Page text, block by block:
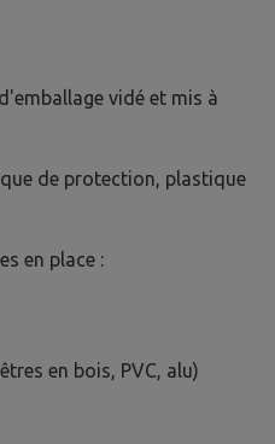
vidé et mis à
de protection, plastique
en place :
en bois, PVC, alu)